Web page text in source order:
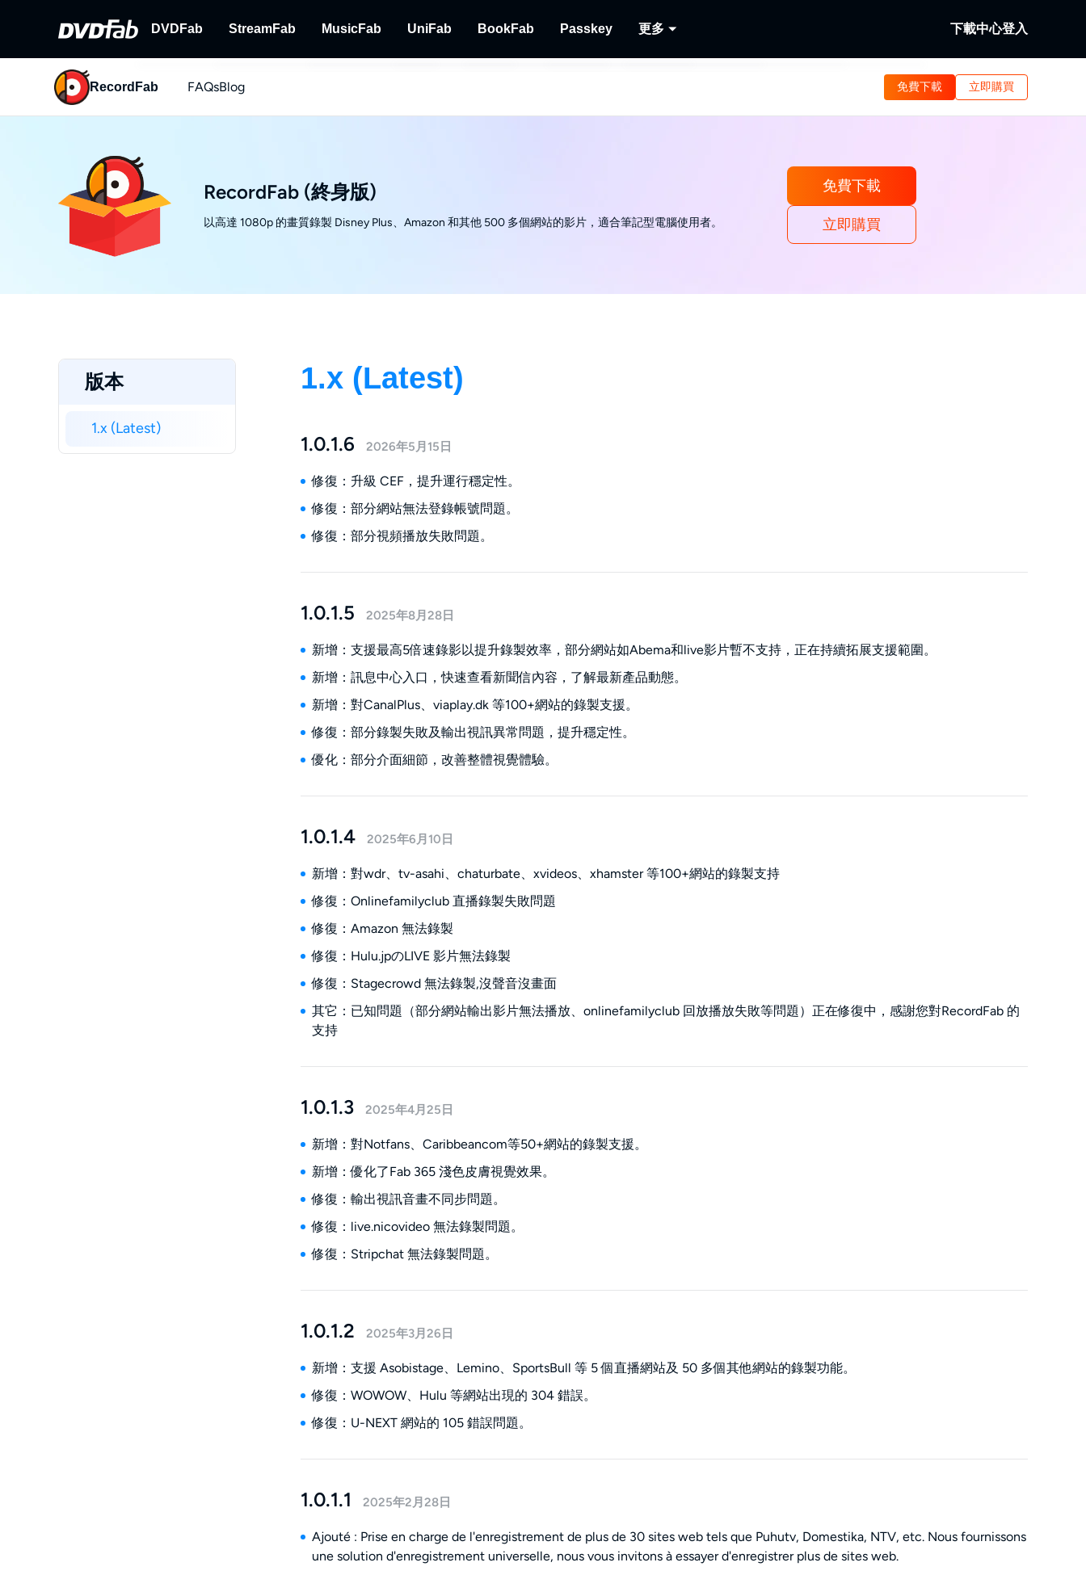
DVDFab
DVDFab
StreamFab MusicFab UniFab BookFab Passkey 更多 下載中心登入
RecordFab FAQsBlog 免費下載 立即購買
RecordFab (終身版)
以高達 1080p 的畫質錄製 Disney Plus、Amazon 和其他 500 多個網站的影片，適合筆記型電腦使用者。
免費下載
立即購買
版本
1.x (Latest)
1.x (Latest)
1.0.1.6 2026年5月15日
修復：升級 CEF，提升運行穩定性。
修復：部分網站無法登錄帳號問題。
修復：部分視頻播放失敗問題。
1.0.1.5 2025年8月28日
新增：支援最高5倍速錄影以提升錄製效率，部分網站如Abema和live影片暫不支持，正在持續拓展支援範圍。
新增：訊息中心入口，快速查看新聞信內容，了解最新產品動態。
新增：對CanalPlus、viaplay.dk 等100+網站的錄製支援。
修復：部分錄製失敗及輸出視訊異常問題，提升穩定性。
優化：部分介面細節，改善整體視覺體驗。
1.0.1.4 2025年6月10日
新增：對wdr、tv-asahi、chaturbate、xvideos、xhamster 等100+網站的錄製支持
修復：Onlinefamilyclub 直播錄製失敗問題
修復：Amazon 無法錄製
修復：Hulu.jpのLIVE 影片無法錄製
修復：Stagecrowd 無法錄製,沒聲音沒畫面
其它：已知問題（部分網站輸出影片無法播放、onlinefamilyclub 回放播放失敗等問題）正在修復中，感謝您對RecordFab 的
支持
1.0.1.3 2025年4月25日
新增：對Notfans、Caribbeancom等50+網站的錄製支援。
新增：優化了Fab 365 淺色皮膚視覺效果。
修復：輸出視訊音畫不同步問題。
修復：live.nicovideo 無法錄製問題。
修復：Stripchat 無法錄製問題。
1.0.1.2 2025年3月26日
新增：支援 Asobistage、Lemino、SportsBull 等 5 個直播網站及 50 多個其他網站的錄製功能。
修復：WOWOW、Hulu 等網站出現的 304 錯誤。
修復：U-NEXT 網站的 105 錯誤問題。
1.0.1.1 2025年2月28日
Ajouté : Prise en charge de l'enregistrement de plus de 30 sites web tels que Puhutv, Domestika, NTV, etc. Nous fournissons
une solution d'enregistrement universelle, nous vous invitons à essayer d'enregistrer plus de sites web.